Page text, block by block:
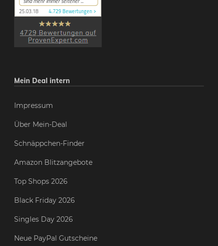
Mein Deal intern
Impressum
Über Mein-Deal
Schnäppchen-Finder
Amazon Blitzangebote
Top Shops 2026
Black Friday 2026
Singles Day 2026
Neue PayPal Gutscheine